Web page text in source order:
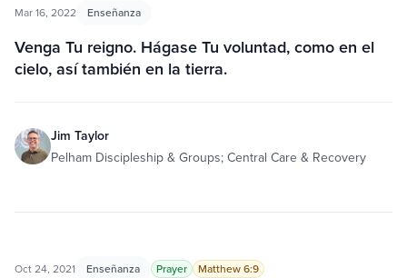
Mar 16, 2022 Enseñanza
Venga Tu reigno. Hágase Tu voluntad, como en el
cielo, así también en la tierra.
Jim Taylor
Pelham Discipleship & Groups; Central Care & Recovery
Oct 24, 2021 Enseñanza Prayer Matthew 6:9